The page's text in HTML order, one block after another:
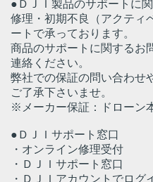
●ＤＪＩ製品のサポートに
修理・初期不良（アクティ
ートで承っております。
商品のサポートに関するお
連絡ください。
弊社での保証の問い合わせ
ご了承下さいませ。
※メーカー保証：ドローン
●ＤＪＩサポート窓口
・オンライン修理受付
・ＤＪＩサポート窓口
・ＤＪＩアカウントでログ